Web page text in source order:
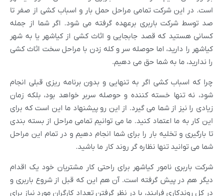
است. در این شرکت تمامی مراحل حمل بار و اسباب کشی از صفر تا
صد توسط شرکت باربری برعهده گرفته می شود. اگر شما از جمله
کسانی هستید که قصد جابجایی و اثاث کشی از کیاشهر یا به شهر
کیاشهر را دارید، اما حوصله سر و کله زدن با مراحل سخت اثاث کشی
را ندارید، ما به شما حق می دهیم.
چرا که اسباب کشی اگر به تنهایی و بدون برنامه ریزی قبلی انجام
شود، نه تنها خسته کننده و حوصله سربر خواهد بود، بلکه زمان
زیادی را نیز از شما می گیرد. از این رو پیشنهاد ما این است که برای
این کار به ما اعتماد کنید. ما می توانیم تمامی مراحل از بسته بندی
تا بارگیری و تخلیه بار را برای شما انجام دهیم و در تمام این مراحل
شما می توانید تنها نظاره گر روند کار ما باشید.
شرکت باربری نامور کیاشهر برای راحتی کار مشتریان خود یک اقدام
دیگر هم در پیش گرفته است. آن هم این که قبل از شروع باربری و
در کل روندکاری فرایند، با در نظر گرفتن تعداد کارگران مورد نیاز برای